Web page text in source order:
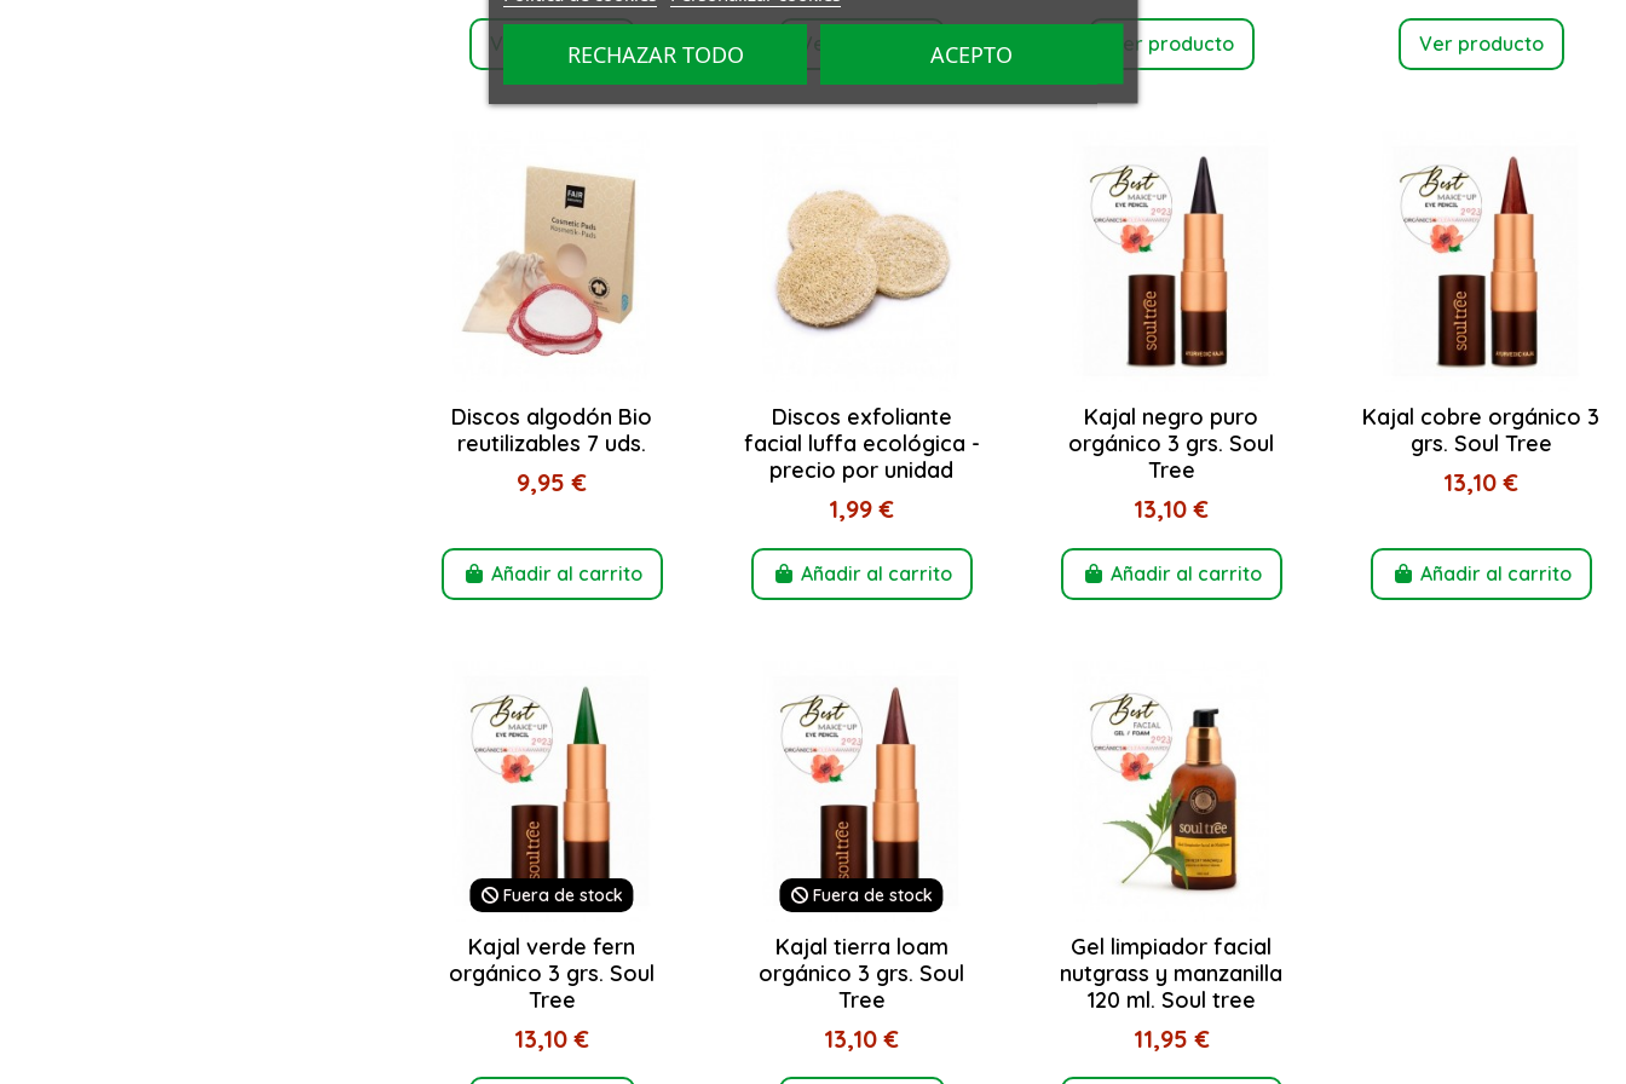
Ver producto Ver producto Ver producto Ver producto
Discos algodón Bio
reutilizables 7 uds.
9,95 €
Añadir al carrito
Discos exfoliante
facial luffa ecológica -
precio por unidad
1,99 €
Añadir al carrito
Kajal negro puro
orgánico 3 grs. Soul
Tree
13,10 €
Añadir al carrito
Kajal cobre orgánico 3
grs. Soul Tree
13,10 €
Añadir al carrito
Fuera de stock
Kajal verde fern
orgánico 3 grs. Soul
Tree
13,10 €
Fuera de stock
Kajal tierra loam
orgánico 3 grs. Soul
Tree
13,10 €
Gel limpiador facial
nutgrass y manzanilla
120 ml. Soul tree
11,95 €
RECHAZAR TODO ACEPTO